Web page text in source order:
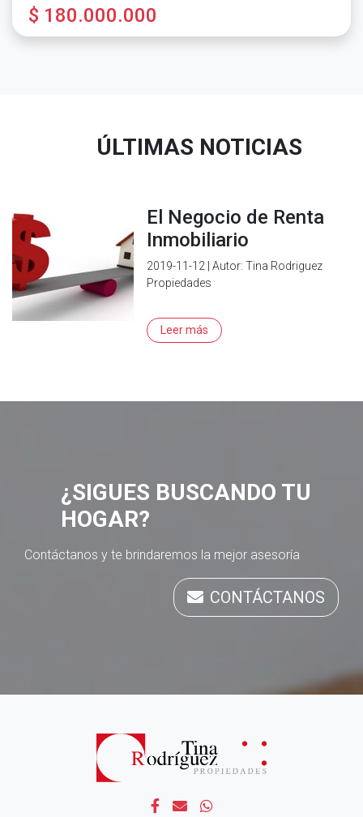
$ 180.000.000
ÚLTIMAS NOTICIAS
El Negocio de Renta
Inmobiliario
2019-11-12 | Autor: Tina Rodriguez
Propiedades
Leer más
¿SIGUES BUSCANDO TU
HOGAR?
Contáctanos y te brindaremos la mejor asesoría
CONTÁCTANOS